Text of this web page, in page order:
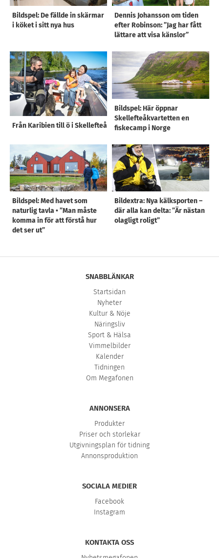
Bildspel: De fällde in skärmar
i köket i sitt nya hus
Dennis Johansson om tiden
efter Robinson: ”Jag har fått
lättare att visa känslor”
Från Karibien till ö i Skellefteå
Bildspel: Här öppnar
Skellefteåkvartetten en
fiskecamp i Norge
Bildspel: Med havet som
naturlig tavla • ”Man måste
komma in för att förstå hur
det ser ut”
Bildextra: Nya kälksporten –
där alla kan delta: ”Är nästan
olagligt roligt”
SNABBLÄNKAR
Startsidan
Nyheter
Kultur & Nöje
Näringsliv
Sport & Hälsa
Vimmelbilder
Kalender
Tidningen
Om Megafonen
ANNONSERA
Produkter
Priser och storlekar
Utgivningsplan för tidning
Annonsproduktion
SOCIALA MEDIER
Facebook
Instagram
KONTAKTA OSS